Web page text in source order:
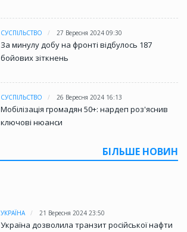
СУСПІЛЬСТВО 27 Вересня 2024 09:30
За минулу добу на фронті відбулось 187
бойових зіткнень
СУСПІЛЬСТВО 26 Вересня 2024 16:13
Мобілізація громадян 50+: нардеп роз'яснив
ключові нюанси
БІЛЬШЕ НОВИН
УКРАЇНА 21 Вересня 2024 23:50
Україна дозволила транзит російської нафти